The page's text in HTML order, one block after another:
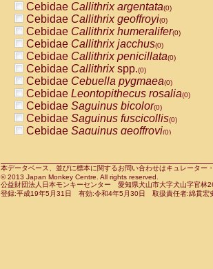
PitheciidaeCallicebus torquatus
PitheciidaeCallicebusspp.(0)
PitheciidaeChiropotes satanas(0)
PitheciidaePithecia monachus
PitheciidaePithecia pithecia(0)
CercopithecidaeCercocebus agilis
CercopithecidaeCercocebus
CercopithecidaeCercocebus
CercopithecidaeCercocebus
CercopithecidaeCercocebus
CercopithecidaeCercocebushybrid
CercopithecidaePapio anubis(0)
CercopithecidaePapio cynocephalus
CercopithecidaePapio hamadryas(0)
Cebidae Callithrix argentata(0)
Cebidae Callithrix geoffroyi(0)
Cebidae Callithrix humeralifer(0)
Cebidae Callithrix jacchus(0)
Cebidae Callithrix penicillata(0)
Cebidae Callithrixspp.(0)
Cebidae Cebuella pygmaea(0)
Cebidae Leontopithecus rosalia(0)
Cebidae Saguinus bicolor(0)
Cebidae Saguinus fuscicollis(0)
Cebidae Saguinus geoffroyi(0)
CebidaeSaguinus leucopus(0)
CebidaeSaguinus midas(0)
Cebidae Saguinus mystax(0)
本データベース、並びに標本に関するお問い合わせはキュレータ
© 2013 Japan Monkey Centre. All rights reserved.
公益財団法人日本モンキーセンター 愛知県犬山市大字犬山字官
登録:平成19年5月31日 有効:令和4年5月30日 取扱責任者:綿貫宏